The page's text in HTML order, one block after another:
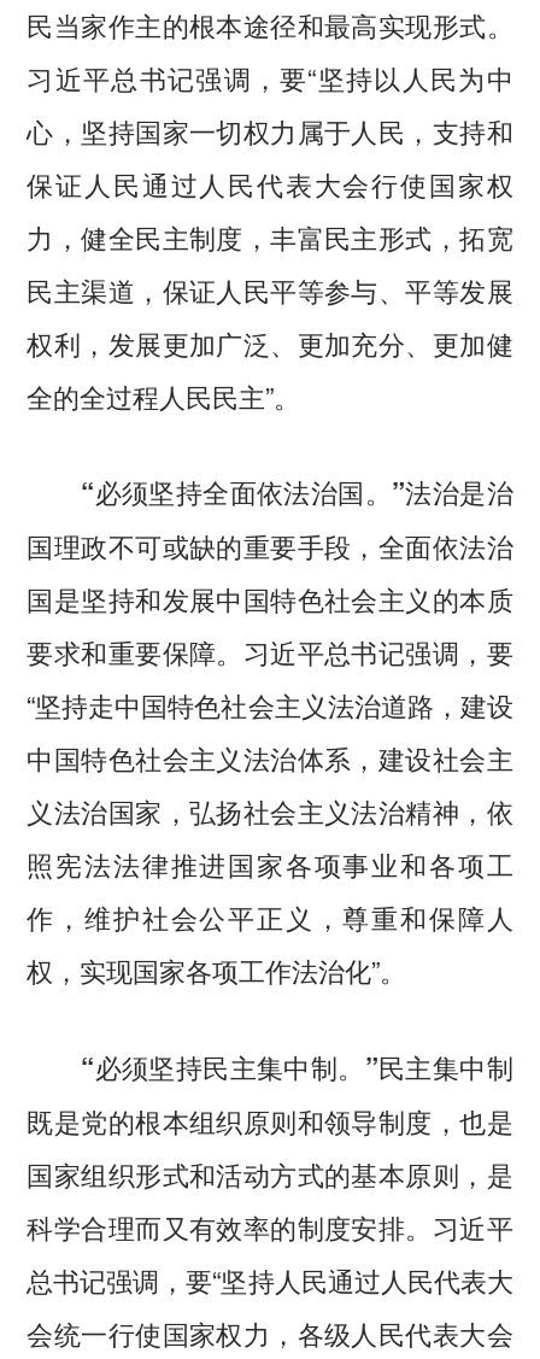
民当家作主的根本途径和最高实现形式。
习近平总书记强调，要“坚持以人民为中
心，坚持国家一切权力属于人民，支持和
保证人民通过人民代表大会行使国家权
力，健全民主制度，丰富民主形式，拓宽
民主渠道，保证人民平等参与、平等发展
权利，发展更加广泛、更加充分、更加健
全的全过程人民民主”。
“必须坚持全面依法治国。”法治是治
国理政不可或缺的重要手段，全面依法治
国是坚持和发展中国特色社会主义的本质
要求和重要保障。习近平总书记强调，要
“坚持走中国特色社会主义法治道路，建设
中国特色社会主义法治体系，建设社会主
义法治国家，弘扬社会主义法治精神，依
照宪法法律推进国家各项事业和各项工
作，维护社会公平正义，尊重和保障人
权，实现国家各项工作法治化”。
“必须坚持民主集中制。”民主集中制
既是党的根本组织原则和领导制度，也是
国家组织形式和活动方式的基本原则，是
科学合理而又有效率的制度安排。习近平
总书记强调，要“坚持人民通过人民代表大
会统一行使国家权力，各级人民代表大会